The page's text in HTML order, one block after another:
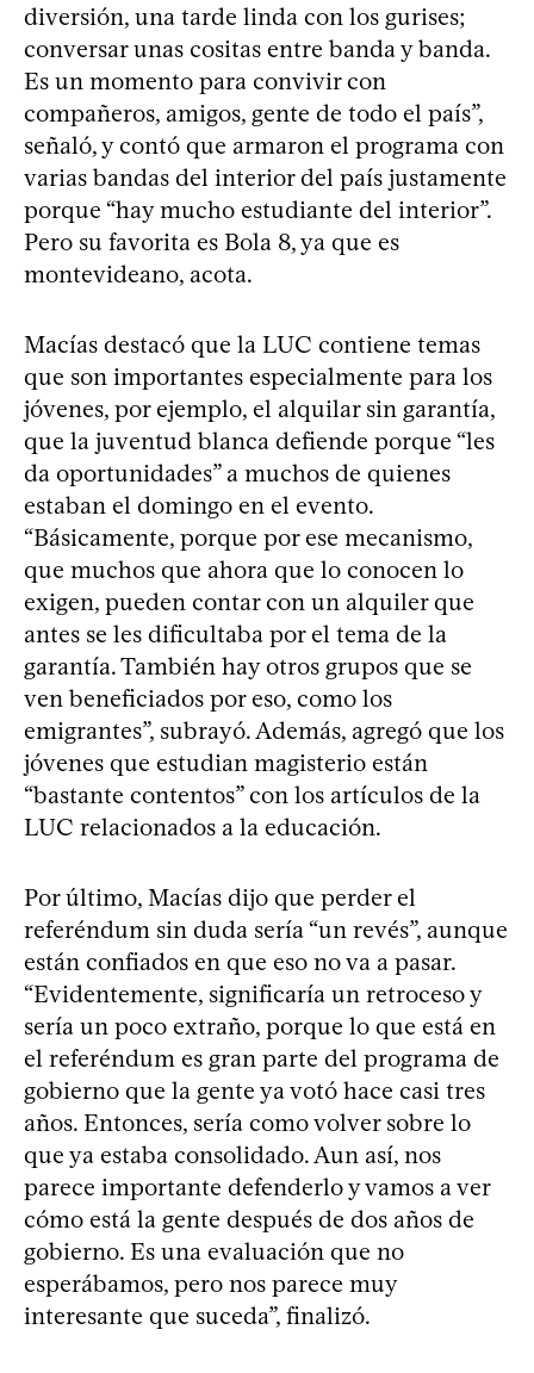
diversión, una tarde linda con los gurises;
conversar unas cositas entre banda y banda.
Es un momento para convivir con
compañeros, amigos, gente de todo el país”,
señaló, y contó que armaron el programa con
varias bandas del interior del país justamente
porque “hay mucho estudiante del interior”.
Pero su favorita es Bola 8, ya que es
montevideano, acota.
Macías destacó que la LUC contiene temas
que son importantes especialmente para los
jóvenes, por ejemplo, el alquilar sin garantía,
que la juventud blanca defiende porque “les
da oportunidades” a muchos de quienes
estaban el domingo en el evento.
“Básicamente, porque por ese mecanismo,
que muchos que ahora que lo conocen lo
exigen, pueden contar con un alquiler que
antes se les dificultaba por el tema de la
garantía. También hay otros grupos que se
ven beneficiados por eso, como los
emigrantes”, subrayó. Además, agregó que los
jóvenes que estudian magisterio están
“bastante contentos” con los artículos de la
LUC relacionados a la educación.
Por último, Macías dijo que perder el
referéndum sin duda sería “un revés”, aunque
están confiados en que eso no va a pasar.
“Evidentemente, significaría un retroceso y
sería un poco extraño, porque lo que está en
el referéndum es gran parte del programa de
gobierno que la gente ya votó hace casi tres
años. Entonces, sería como volver sobre lo
que ya estaba consolidado. Aun así, nos
parece importante defenderlo y vamos a ver
cómo está la gente después de dos años de
gobierno. Es una evaluación que no
esperábamos, pero nos parece muy
interesante que suceda”, finalizó.